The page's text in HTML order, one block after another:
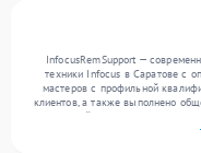
InfocusRemSupport —
техники Infocus в Саратове с
мастеров с профильной
клиентов, а также выполнено
сервисный центр поступает
любой сложности и